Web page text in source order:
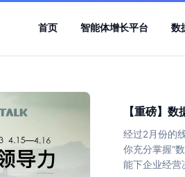
首页 智能体增长平台 数
【重磅】
经过2月份的
你充分掌握“
能下企业经营